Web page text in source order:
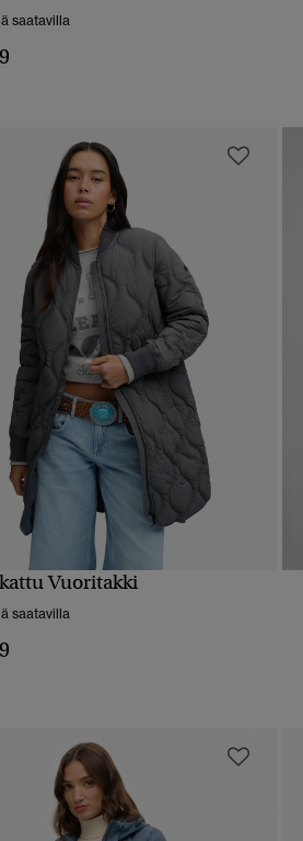
saatavilla
Vuoritakki
saatavilla